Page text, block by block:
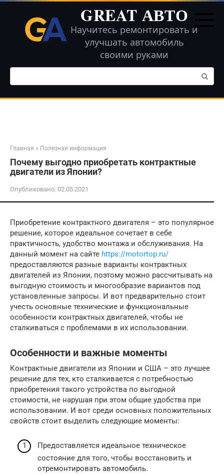
Перейти
контенту
GREAT АВТО
Научитесь ремонтировать и
улучшать автомобиль
своими руками
Поиск:
Главная » Полезная информация
Почему выгодно приобретать контрактные
двигатели из Японии?
Опубликовано: 02.05.2021
Приобретение контрактного двигателя – это популярное
решение, которое идеальное сочетает в себе
практичность, удобство монтажа и обслуживания. На
данный момент на сайте https://motortop.ru/
предоставляются разные варианты контрактных
двигателей из Японии, поэтому можно рассчитывать на
выгодную стоимость и многообразие вариантов под
установленные запросы. И вот предварительно стоит
учесть основные технические и функциональные
особенности контрактных двигателей, чтобы не
сталкиваться с проблемами в их использовании.
Особенности и важные моменты
Контрактные двигатели из Японии и США – это лучшее
решение для тех, кто сталкивается с потребностью
приобретения такого устройства по выгодной
стоимости, не нарушая при этом общие удобства при
использовании. И вот среди основных положительных
свойств стоит выделить следующие моменты:
Предоставляется идеальное техническое
состояние для того, чтобы восстановить и
отремонтировать автомобиль.